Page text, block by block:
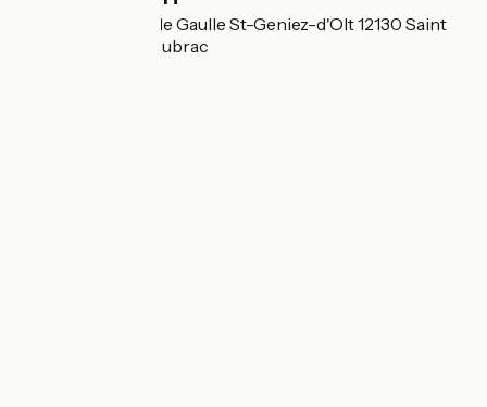
18 Place Général de Gaulle St-Geniez-d'Olt 12130 Saint
Geniez d'Olt et d'Aubrac